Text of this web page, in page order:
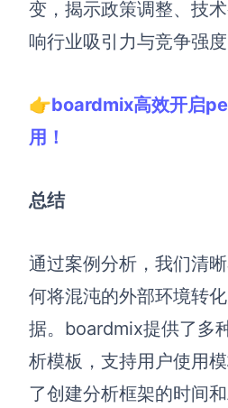
变，揭示政策调整、技
响行业吸引力与竞争强度
👉boardmix高效开启
用！
总结
通过案例分析，我们清
何将混沌的外部环境转
据。boardmix提供了多
析模板，支持用户使用
了创建分析框架的时间和